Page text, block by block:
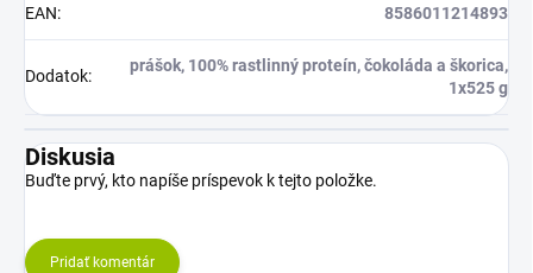
EAN: 8586011214893
Dodatok:
prášok, 100% rastlinný proteín, čokoláda a škorica,
1x525 g
Diskusia
Buďte prvý, kto napíše príspevok k tejto položke.
Pridať komentár